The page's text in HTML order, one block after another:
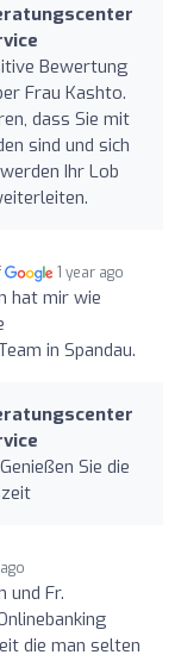
Bewertung
Frau Kashto.
dass Sie mit
sind und sich
Ihr Lob
1 year ago
hat mir wie
in Spandau.
Sie die
und Fr.
die man selten